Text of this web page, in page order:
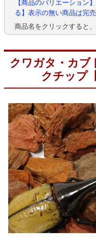
【商品のバリエーション
る】表示の無い商品は完
商品名をクリックすると
クワガタ・カブ
クチップ